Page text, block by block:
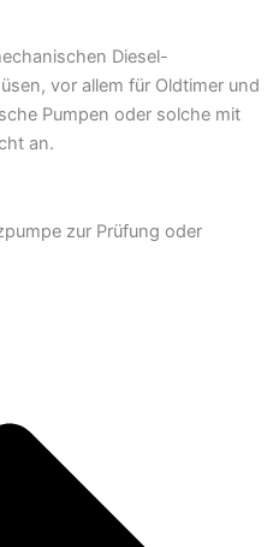
Diesel-
vor allem für Oldtimer und
Pumpen oder solche mit
an.
zur Prüfung oder